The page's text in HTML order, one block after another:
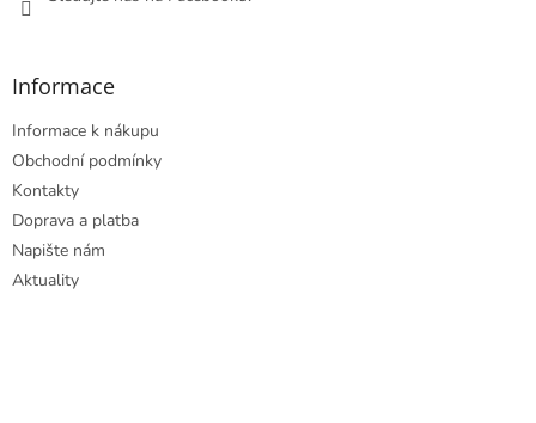
Informace
Informace k nákupu
Obchodní podmínky
Kontakty
Doprava a platba
Napište nám
Aktuality